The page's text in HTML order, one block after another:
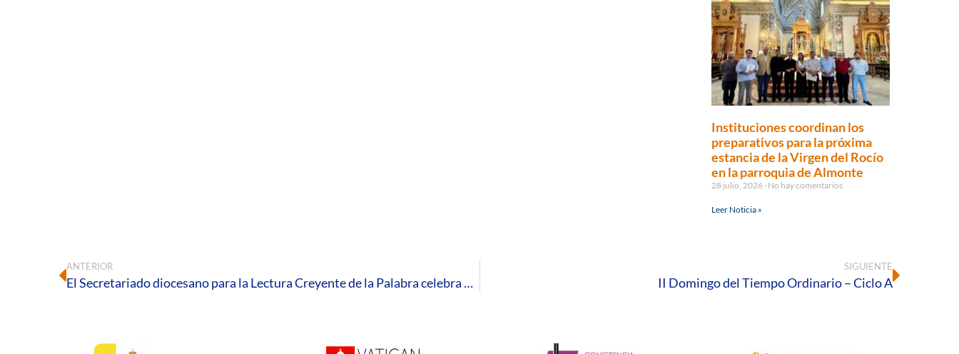
Instituciones coordinan los
preparativos para la próxima
estancia de la Virgen del Rocío
en la parroquia de Almonte
28 julio, 2026 No hay comentarios
Leer Noticia »
ANTERIOR
El Secretariado diocesano para la Lectura Creyente de la Palabra celebra el VII Domingo de la Palabra de Dios
SIGUIENTE
II Domingo del Tiempo Ordinario – Ciclo A